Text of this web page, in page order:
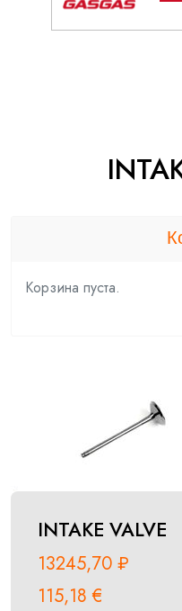
INTAKE VALVE
13245,70 ₽
115,18€
Корзина пуста.